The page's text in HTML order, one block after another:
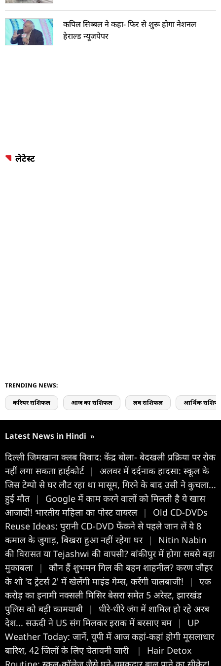
कपिल सिब्बल ने कहा- फिर से शुरू होगा नेशनल
हेराल्ड न्यूजपेपर
लेटेस्ट
TRENDING NEWS:
करियर राशिफल आज का राशिफल लव राशिफल आर्थिक
Latest News in Hindi »
दिल्ली जिमखाना क्लब विवाद: केंद्र बोला- बेदखली प्रक्रिया पर रोक
नहीं लगा सकता हाईकोर्ट |
अलवर में दर्दनाक हादसा: स्कूल के
जिस टेम्पो से घर लौट रहा था मासूम, गिरने के बाद उसी ने कुचला...
हुई मौत |
Google में काम करने वालों को मिलती है ये खास
आजादी! भारतीय महिला का पोस्ट वायरल |
Old CD-DVDs
Reuse Ideas: पुरानी CD-DVD फेंकने से पहले जान लें ये 8
कमाल के जुगाड़, बिखरा हुआ नहीं रहेगा घर |
Nitin Nabin
की विरासत या Tejashwi की वापसी? बांकीपुर में होगा सबसे बड़ा
मुकाबला
|
कौन हैं शुभमन गिल की बहन शाहनील? करण जौहर
के शो 'द ट्रेटर्स 2' में खेलेंगी माइंड गेम्स, करेंगी चालबाजी!
|
एक
करोड़ का इनामी नक्सली मिसिर बेसरा समेत 5 अरेस्ट, झारखंड
पुलिस को बड़ी कामयाबी
|
धीरे-धीरे जंग में शामिल हो रहे अरब
देश... सऊदी ने US संग मिलकर इराक में बरसाए बम
|
UP
Weather Today: जानें, यूपी में आज कहां-कहां होगी मूसलाधार
बारिश, 42 जिलों के लिए चेतावनी जारी
|
Hair Detox